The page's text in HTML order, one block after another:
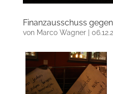
Finanzausschuss
von Marco Wagner|